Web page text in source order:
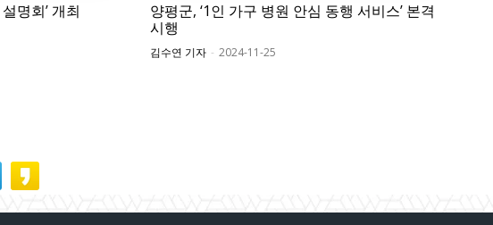
명회’ 개최
양평군, ‘1인 가구 병원 안심 동행 서비스’ 본격
시행
김수연 기자 - 2024-11-25